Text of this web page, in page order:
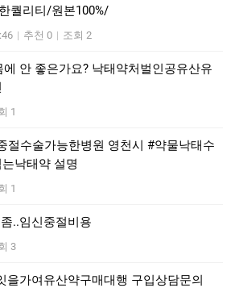
퀄리티/원본100%/
| 추천 0 | 조회 2
안 좋은가요? 낙태약처벌인공유산유
1
절수술가능한병원 영천시 #약물낙태수
낙­태약 설명
1
..임신중절비용
3
을가여유산약구매대행 구입상담문의